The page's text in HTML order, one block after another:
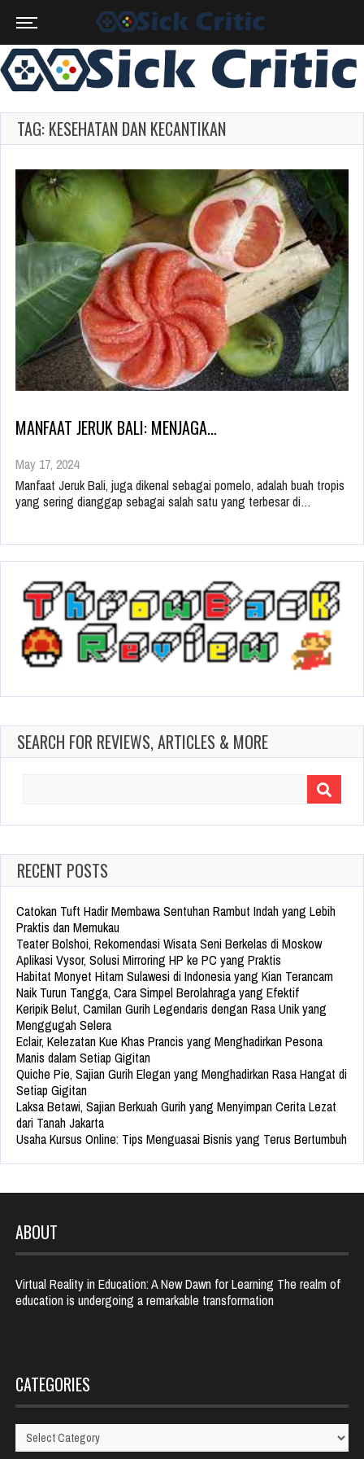
TAG: KESEHATAN DAN KECANTIKAN
MANFAAT JERUK BALI: MENJAGA…
May 17, 2024
Manfaat Jeruk Bali, juga dikenal sebagai pomelo, adalah buah tropis
yang sering dianggap sebagai salah satu yang terbesar di…
SEARCH FOR REVIEWS, ARTICLES & MORE
RECENT POSTS
Catokan Tuft Hadir Membawa Sentuhan Rambut Indah yang Lebih
Praktis dan Memukau
Teater Bolshoi, Rekomendasi Wisata Seni Berkelas di Moskow
Aplikasi Vysor, Solusi Mirroring HP ke PC yang Praktis
Habitat Monyet Hitam Sulawesi di Indonesia yang Kian Terancam
Naik Turun Tangga, Cara Simpel Berolahraga yang Efektif
Keripik Belut, Camilan Gurih Legendaris dengan Rasa Unik yang
Menggugah Selera
Eclair, Kelezatan Kue Khas Prancis yang Menghadirkan Pesona
Manis dalam Setiap Gigitan
Quiche Pie, Sajian Gurih Elegan yang Menghadirkan Rasa Hangat di
Setiap Gigitan
Laksa Betawi, Sajian Berkuah Gurih yang Menyimpan Cerita Lezat
dari Tanah Jakarta
Usaha Kursus Online: Tips Menguasai Bisnis yang Terus Bertumbuh
ABOUT
Virtual Reality in Education: A New Dawn for Learning The realm of
education is undergoing a remarkable transformation
CATEGORIES
Categories